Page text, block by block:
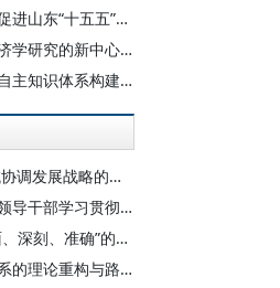
林毅夫：以新质生产力促进山东“十五五”时期现代化产业体系高质量发展
林毅夫：为建设世界经济学研究的新中心而努力
林毅夫：新结构经济学自主知识体系构建及对青年学者的期盼
叶初升 陈鹏：中国区域协调发展战略的发展经济学贡献
习近平：在省部级主要领导干部学习贯彻党的二十届四中全会精神专题研讨班上的讲话
王虎学：科学把握“全面、深刻、准确”的要求
李洪雷：法治与发展关系的理论重构与路径创新——兼论筑牢高质量发展的法治根基